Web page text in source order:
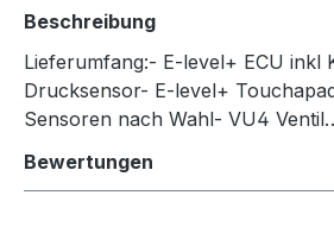
Beschreibung
Lieferumfang:- E-level+ ECU inkl
Drucksensor- E-level+
Sensoren nach Wahl- VU4
Bewertungen